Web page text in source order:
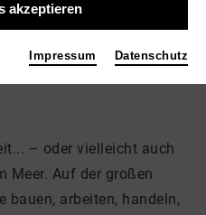
– oder vielleicht auch
Meer. Auf der großen
bauen, arbeiten, handeln,
akzeptieren
Impressum Datenschutz